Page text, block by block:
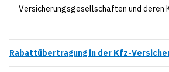
Versicherungsgesellschaften und deren
Rabattübertragung in der Kfz-